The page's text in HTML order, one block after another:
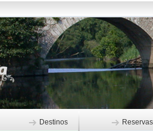
Destinos Reservas